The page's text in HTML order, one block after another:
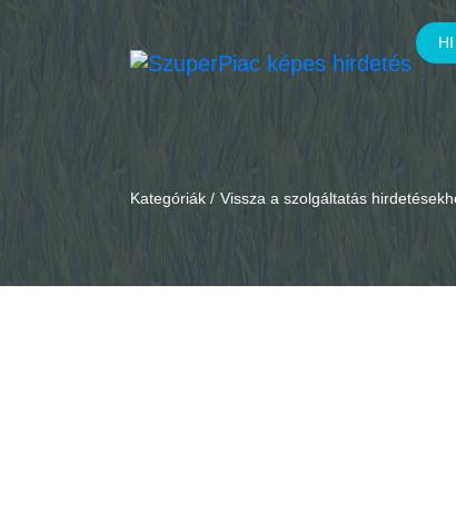
Kategóriák / Vissza a szolgáltatás